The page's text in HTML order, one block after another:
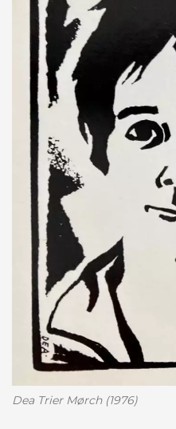
Dea Trier Mørch (1976)